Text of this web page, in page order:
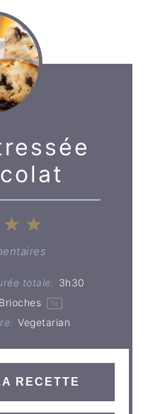
Étoiles
4
Étoiles
3
totale: 3h30
Brioches 1 x
Vegetarian
RECETTE